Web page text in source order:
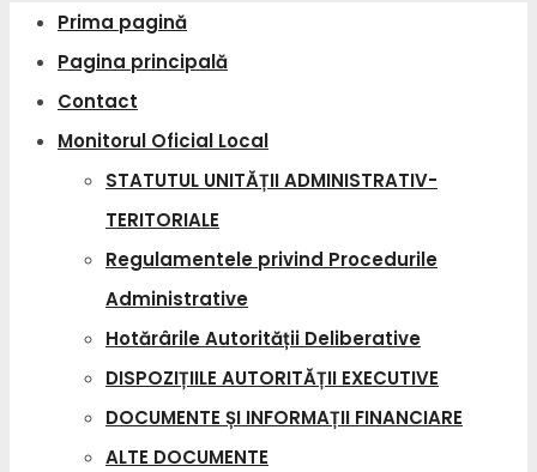
Prima pagină
Pagina principală
Contact
Monitorul Oficial Local
STATUTUL UNITĂȚII ADMINISTRATIV-
TERITORIALE
Regulamentele privind Procedurile
Administrative
Hotărârile Autorității Deliberative
DISPOZIȚIILE AUTORITĂȚII EXECUTIVE
DOCUMENTE ȘI INFORMAȚII FINANCIARE
ALTE DOCUMENTE